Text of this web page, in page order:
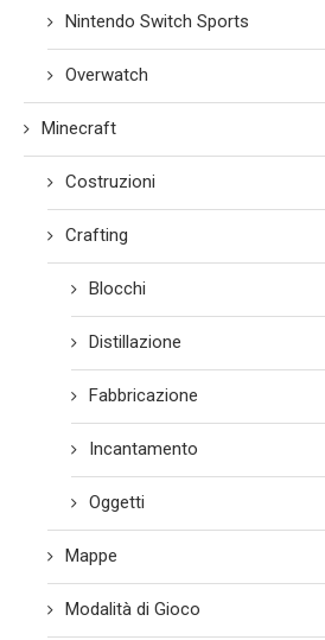
Nintendo Switch Sports
Overwatch
Minecraft
Costruzioni
Crafting
Blocchi
Distillazione
Fabbricazione
Incantamento
Oggetti
Mappe
Modalità di Gioco